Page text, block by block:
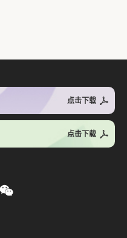
点击下载
点击下载